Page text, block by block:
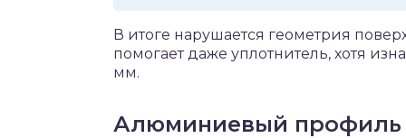
В итоге нарушается геометрия
помогает даже уплотнитель, хотя
мм.
Алюминиевый профиль